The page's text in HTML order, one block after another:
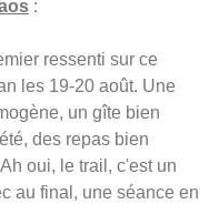
:
ressenti sur ce
les 19-20 août. Une
un gîte bien
des repas bien
oui, le trail, c'est un
au final, une séance en